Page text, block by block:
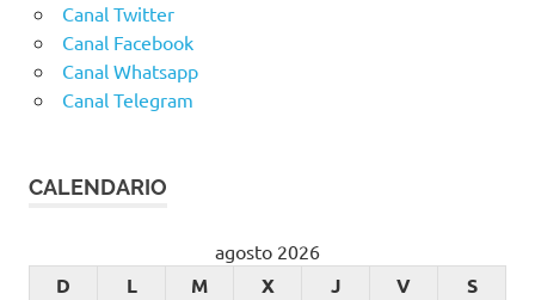
Canal Twitter
Canal Facebook
Canal Whatsapp
Canal Telegram
CALENDARIO
agosto 2026
D L M X J V S